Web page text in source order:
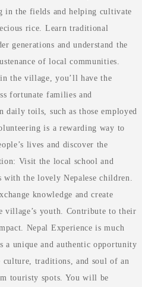
in the fields and helping cultivate
rice. Learn traditional
generations and understand the
of local communities.
the village, you’ll have the
fortunate families and
daily toils, such as those employed
is a rewarding way to
lives and discover the
Visit the local school and
with the lovely Nepalese children.
knowledge and create
village’s youth. Contribute to their
Nepal Experience is much
a unique and authentic opportunity
traditions, and soul of an
touristy spots. You will be